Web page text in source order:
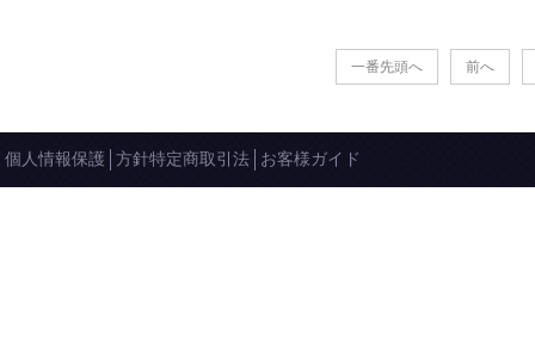
一番先頭へ 前へ
個人情報保護 方針特定商取引法 お客様ガイド